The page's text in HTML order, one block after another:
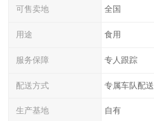
可售卖地 全国
用途 食用
服务保障 专人跟踪
配送方式 专属车队配送
生产基地 自有